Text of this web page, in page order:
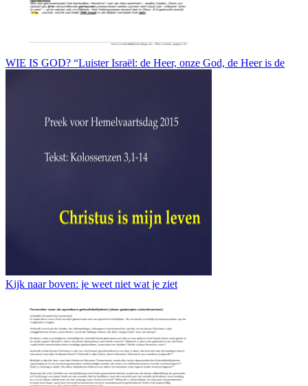
WIE IS GOD? “Luister Israël: de Heer, onze God, de Heer is de
Kijk naar boven: je weet niet wat je ziet